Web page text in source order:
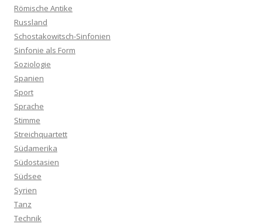
Römische Antike
Russland
Schostakowitsch-Sinfonien
Sinfonie als Form
Soziologie
Spanien
Sport
Sprache
Stimme
Streichquartett
Südamerika
Südostasien
Südsee
Syrien
Tanz
Technik